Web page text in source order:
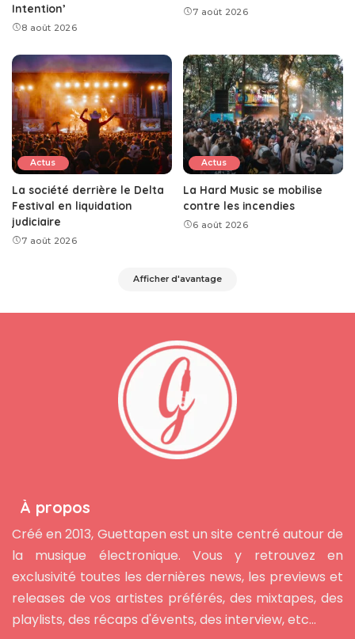
Intention’
8 août 2026
7 août 2026
Actus
La société derrière le Delta
Festival en liquidation
judiciaire
7 août 2026
Actus
La Hard Music se mobilise
contre les incendies
6 août 2026
Afficher d'avantage
À propos
Créé en 2013, Guettapen est un site centré autour de
la musique électronique. Vous y retrouvez en
exclusivité toutes les dernières news, les previews et
releases de vos artistes préférés, des mixtapes, des
playlists, des récaps d'évents, des interview, etc...